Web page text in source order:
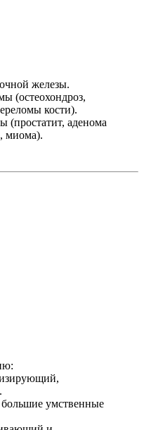
железы.
(остеохондроз,
кости).
(простатит, аденома
миома).
умственные